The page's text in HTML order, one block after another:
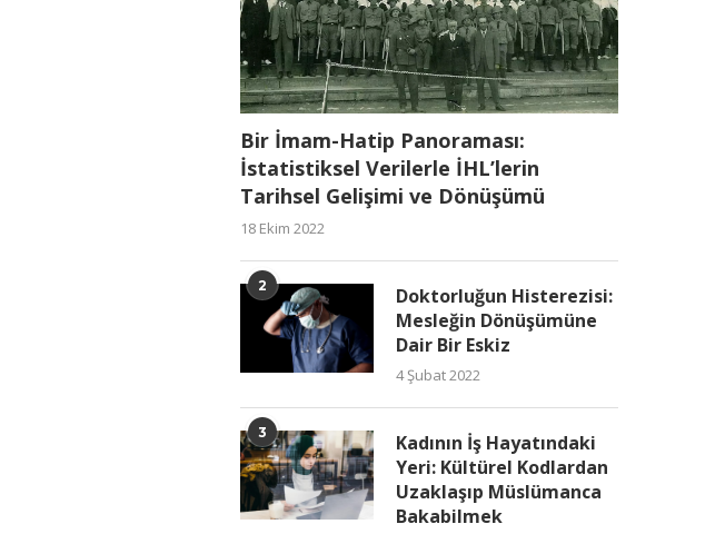
Bir İmam-Hatip Panoraması:
İstatistiksel Verilerle İHL’lerin
Tarihsel Gelişimi ve Dönüşümü
18 Ekim 2022
2
Doktorluğun Histerezisi:
Mesleğin Dönüşümüne
Dair Bir Eskiz
4 Şubat 2022
3
Kadının İş Hayatındaki
Yeri: Kültürel Kodlardan
Uzaklaşıp Müslümanca
Bakabilmek